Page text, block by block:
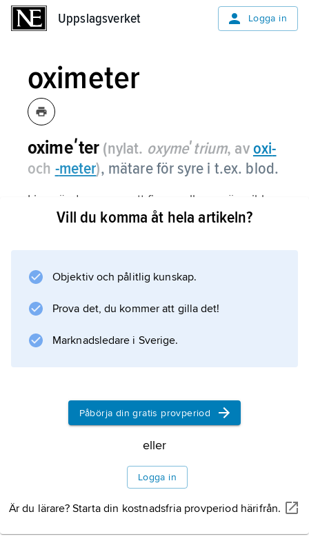
Uppslagsverket Logga in
oximeter
oximeʹter (nylat. oxymeʹtrium, avoxi-
och -meter), mätare för syre i t.ex. blod.
Ljus sänds genom ett finger eller en örsnibb.
På andra sidan placeras mätaren på huden för
halt av syre (oxihemoglobin). Metoden
befinner sig under narkos och i intensivvård.
Vill du komma åt hela artikeln?
Objektiv och pålitlig kunskap.
Prova det, du kommer att gilla det!
Marknadsledare i Sverige.
Påbörja din gratis provperiod
eller
Logga in
Är du lärare? Starta din kostnadsfria provperiod härifrån.